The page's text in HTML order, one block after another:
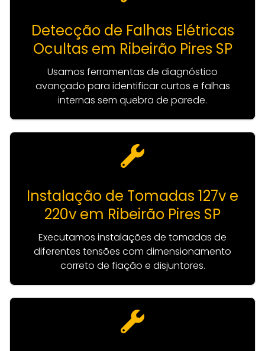
Detecção de Falhas Elétricas
Ocultas em Ribeirão Pires SP
Usamos ferramentas de diagnóstico
avançado para identificar curtos e falhas
internas sem quebra de parede.
Instalação de Tomadas 127v e
220v em Ribeirão Pires SP
Executamos instalações de tomadas de
diferentes tensões com dimensionamento
correto de fiação e disjuntores.